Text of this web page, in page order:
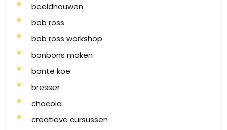
beeldhouwen
bob ross
bob ross workshop
bonbons maken
bonte koe
bresser
chocola
creatieve cursussen